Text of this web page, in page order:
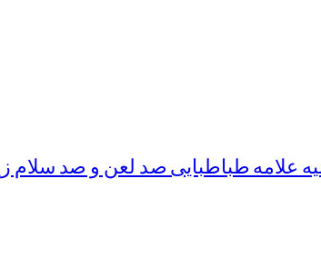
علامه طباطبایی صد لعن و صد سلام